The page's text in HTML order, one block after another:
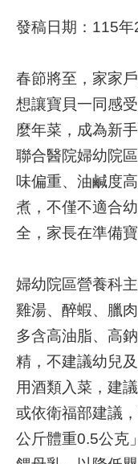
區
認
識
本
院
就
醫
指
色
醫
療
衛
教
專
區
教
發稿日期：115年
春節將至，家家
想讓寶貝一同感
麼年菜，成為新
聯合醫院婦幼院
味偏重、油鹹度
煮，不僅不適合
全，家長在準備
婦幼院區營養科
雞湯、醉蝦、臘
多含高油脂、高
精，不建議幼兒
用酒類入菜，建
或依衛福部建議
公斤體重0.5公克